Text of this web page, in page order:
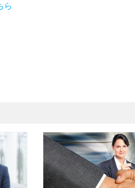
ら